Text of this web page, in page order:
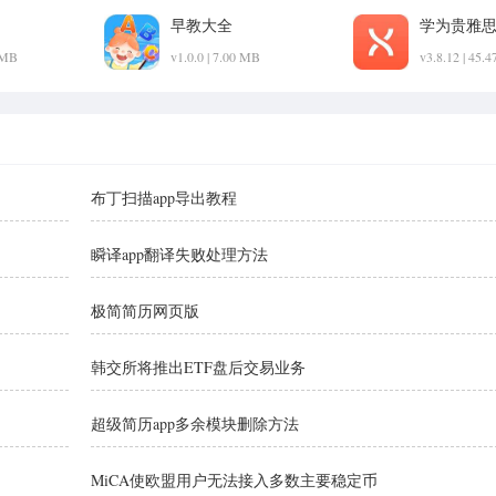
早教大全
v1.0.0 | 7.00 MB
学为贵雅思
v3.8.12 |
布丁扫描app导出教程
瞬译app翻译失败处理方法
极简简历网页版
韩交所将推出ETF盘后交易业务
超级简历app多余模块删除方法
MiCA使欧盟用户无法接入多数主要稳定币